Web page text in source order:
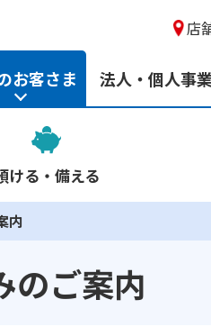
店
お客さま 法人・個人事
ける・備える
内
のご案内